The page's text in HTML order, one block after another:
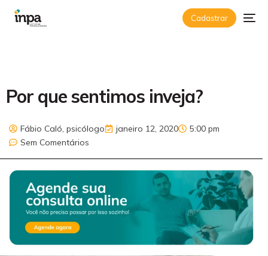
Cadastrar
Por que sentimos inveja?
Fábio Caló, psicólogo janeiro 12, 2020
5:00 pm
Sem Comentários